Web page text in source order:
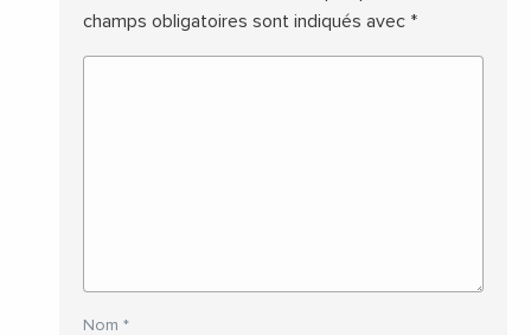
champs obligatoires sont indiqués avec *
Nom *